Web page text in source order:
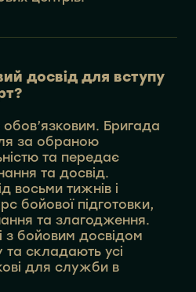
досвід для вступу
Бригада
за обраною
та передає
та досвід.
восьми тижнів і
бойової підготовки,
та злагодження.
з бойовим досвідом
та складають усі
для служби в